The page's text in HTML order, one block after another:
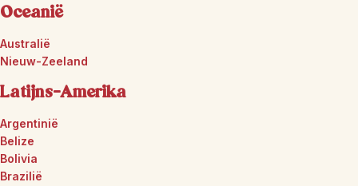
Oceanië
Australië
Nieuw-Zeeland
Latijns-Amerika
Argentinië
Belize
Bolivia
Brazilië